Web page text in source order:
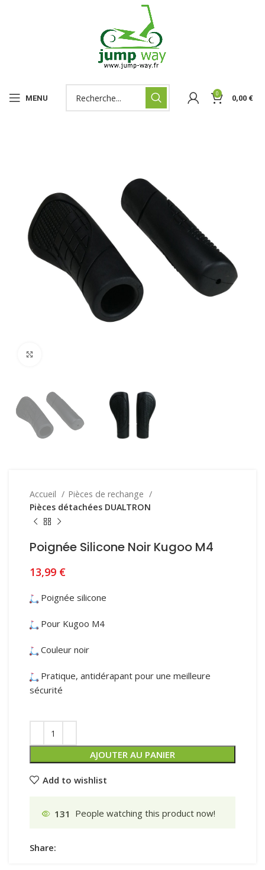
MENU 0 0,00 €
Accueil
Pièces de rechange
Pièces détachées DUALTRON
Poignée Silicone Noir Kugoo M4
13,99 €
Poignée silicone
Pour Kugoo M4
Couleur noir
Pratique, antidérapant pour une meilleure
sécurité
AJOUTER AU PANIER
Add to wishlist
131 People watching this product now!
Share: